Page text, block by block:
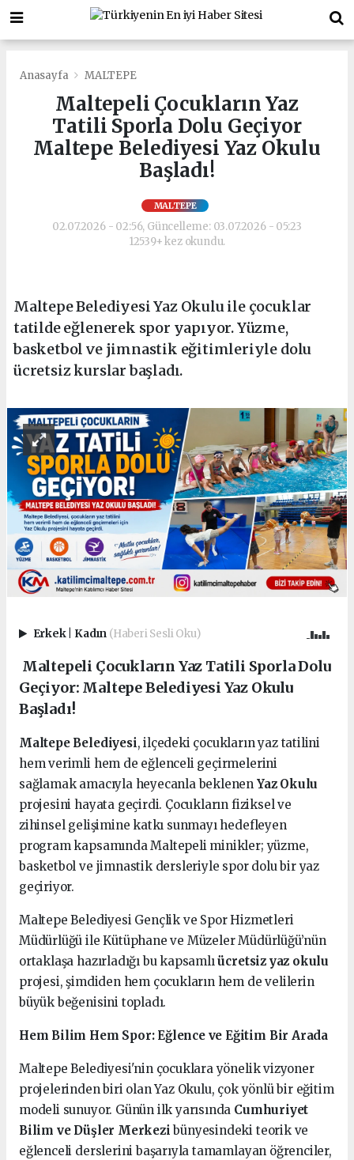
Anasayfa MALTEPE
Maltepeli Çocukların Yaz
Tatili Sporla Dolu Geçiyor
Maltepe Belediyesi Yaz Okulu
Başladı!
MALTEPE
02.07.2026 - 02:56, Güncelleme: 03.07.2026 - 05:23
12539+ kez okundu.
Maltepe Belediyesi Yaz Okulu ile çocuklar
tatilde eğlenerek spor yapıyor. Yüzme,
basketbol ve jimnastik eğitimleriyle dolu
ücretsiz kurslar başladı.
Erkek Kadın (Haberi Sesli Oku)
Maltepeli Çocukların Yaz Tatili Sporla Dolu
Geçiyor: Maltepe Belediyesi Yaz Okulu
Başladı!
Maltepe Belediyesi, ilçedeki çocukların yaz tatilini
hem verimli hem de eğlenceli geçirmelerini
sağlamak amacıyla heyecanla beklenen Yaz Okulu
projesini hayata geçirdi. Çocukların fiziksel ve
zihinsel gelişimine katkı sunmayı hedefleyen
program kapsamında Maltepeli minikler; yüzme,
basketbol ve jimnastik dersleriyle spor dolu bir yaz
geçiriyor.
Maltepe Belediyesi Gençlik ve Spor Hizmetleri
Müdürlüğü ile Kütüphane ve Müzeler Müdürlüğü’nün
ortaklaşa hazırladığı bu kapsamlıücretsiz yaz okulu
projesi, şimdiden hem çocukların hem de velilerin
büyük beğenisini topladı.
Hem Bilim Hem Spor: Eğlence ve Eğitim Bir Arada
Maltepe Belediyesi'nin çocuklara yönelik vizyoner
projelerinden biri olan Yaz Okulu, çok yönlü bir eğitim
modeli sunuyor. Günün ilk yarısında Cumhuriyet
Bilim ve Düşler Merkezi bünyesindeki teorik ve
eğlenceli derslerini başarıyla tamamlayan öğrenciler,